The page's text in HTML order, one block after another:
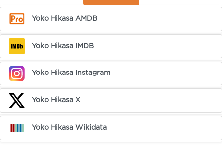
Yoko Hikasa AMDB
Yoko Hikasa IMDB
Yoko Hikasa Instagram
Yoko Hikasa X
Yoko Hikasa Wikidata